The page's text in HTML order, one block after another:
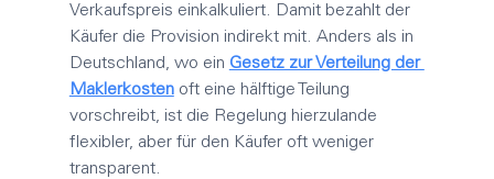
Verkaufspreis einkalkuliert. Damit bezahlt der
Käufer die Provision indirekt mit. Anders als in
Deutschland, wo ein Gesetz zur Verteilung der
Maklerkosten oft eine hälftige Teilung
vorschreibt, ist die Regelung hierzulande
flexibler, aber für den Käufer oft weniger
transparent.